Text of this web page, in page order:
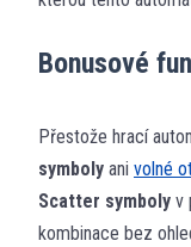
Bonusové
Přestože hrací
symboly ani volné
Scatter symboly v
kombinace bez